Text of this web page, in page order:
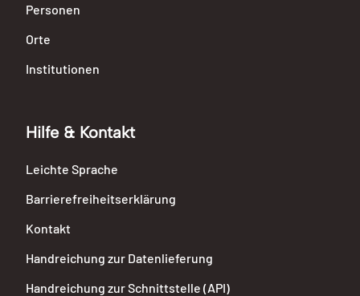
Personen
Orte
Institutionen
Hilfe & Kontakt
Leichte Sprache
Barrierefreiheitserklärung
Kontakt
Handreichung zur Datenlieferung
Handreichung zur Schnittstelle (API)